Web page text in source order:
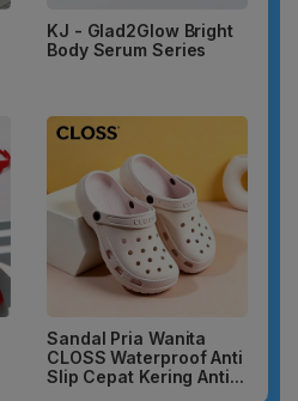
KJ - Glad2Glow Bright
Body Serum Series
Sandal Pria Wanita
CLOSS Waterproof Anti
Slip Cepat Kering Anti...